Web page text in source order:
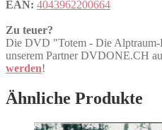
EAN: 4043962200664
Zu teuer?
Die DVD "Totem - Die Alptraum-
unserem Partner DVDONE.CH
werden!
Ähnliche Produkte